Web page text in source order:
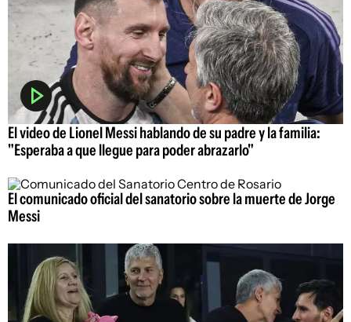
El video de Lionel Messi hablando de su padre y la familia:
"Esperaba a que llegue para poder abrazarlo"
El comunicado oficial del sanatorio sobre la muerte de Jorge
Messi